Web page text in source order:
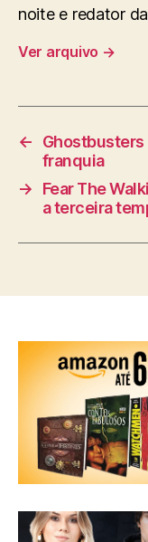
noite e redator
Ver arquivo →
←
franquia
→
Fear The
a terceira